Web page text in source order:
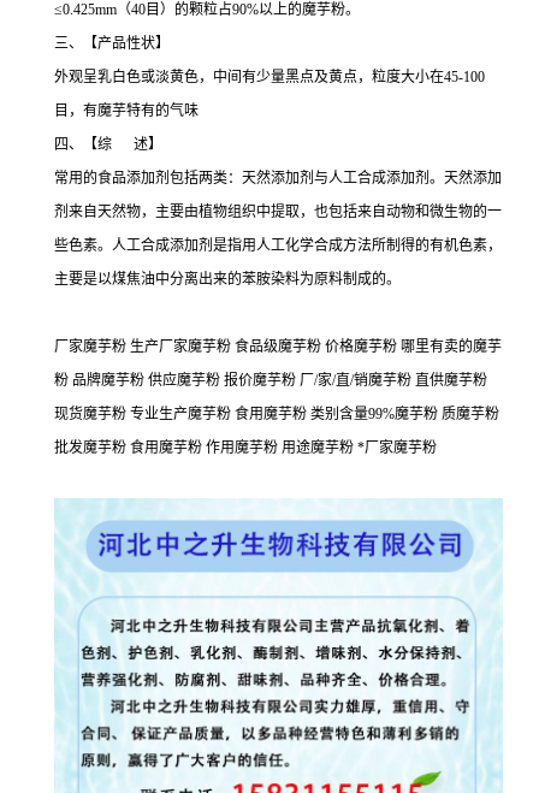
≤0.425mm（40目）的颗粒占90%以上的魔芋粉。
三、【产品性状】
外观呈乳白色或淡黄色，中间有少量黑点及黄点，粒度大小在45-100
目，有魔芋特有的气味
四、【综 述】
常用的食品添加剂包括两类：天然添加剂与人工合成添加剂。天然添加
剂来自天然物，主要由植物组织中提取，也包括来自动物和微生物的一
些色素。人工合成添加剂是指用人工化学合成方法所制得的有机色素，
主要是以煤焦油中分离出来的苯胺染料为原料制成的。
厂家魔芋粉 生产厂家魔芋粉 食品级魔芋粉 价格魔芋粉 哪里有卖的魔芋
粉 品牌魔芋粉 供应魔芋粉 报价魔芋粉 厂/家/直/销魔芋粉 直供魔芋粉
现货魔芋粉 专业生产魔芋粉 食用魔芋粉 类别含量99%魔芋粉 质魔芋粉
批发魔芋粉 食用魔芋粉 作用魔芋粉 用途魔芋粉 *厂家魔芋粉